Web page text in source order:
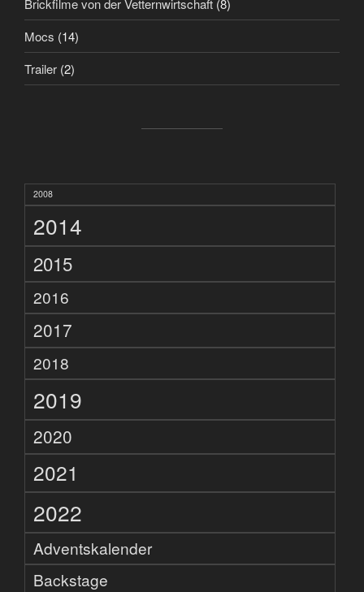
Mocs (14)
Trailer (2)
2008
2014
2015
2016
2017
2018
2019
2020
2021
2022
Adventskalender
Backstage